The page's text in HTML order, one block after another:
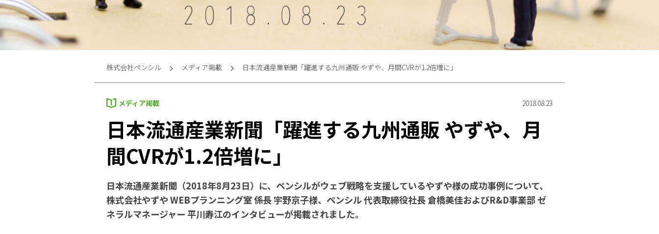
株式会社ペンシル メディア掲載 日本流通産業新聞「躍進する九州通販 やずや、月間CVRが1.2倍増に」
メディア掲載 2018.08.23
日本流通産業新聞「躍進する九州通販 やずや、月
間CVRが1.2倍増に」
日本流通産業新聞（2018年8月23日）に、ペンシルがウェブ戦略を支援しているやずや様の成功事例について、
株式会社やずや WEBプランニング室 係長 宇野京子様、ペンシル 代表取締役社長 倉橋美佳およびR&D事業部 ゼ
ネラルマネージャー 平川寿江のインタビューが掲載されました。